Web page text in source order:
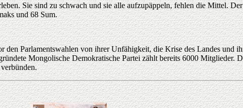
Sie sind zu schwach und sie alle aufzupäppeln, fehlen die Mittel.
und 68 Sum.
Parlamentswahlen von ihrer Unfähigkeit, die Krise des Landes und
Mongolische Demokratische Partei zählt bereits 6000 Mitglieder.